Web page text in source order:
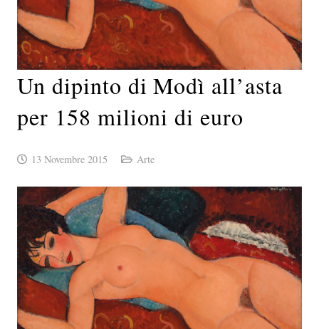
Un dipinto di Modì all’asta
per 158 milioni di euro
13 Novembre 2015 Arte